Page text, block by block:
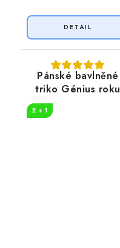
Pánské bavlněné
triko Génius roku
2 + 1